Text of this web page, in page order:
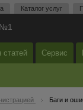
Каталог услуг
статей Сервис
Баги и